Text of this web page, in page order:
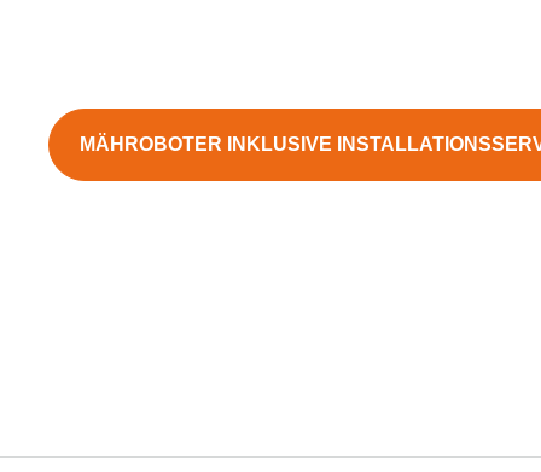
MÄHROBOTER INKLUSIVE